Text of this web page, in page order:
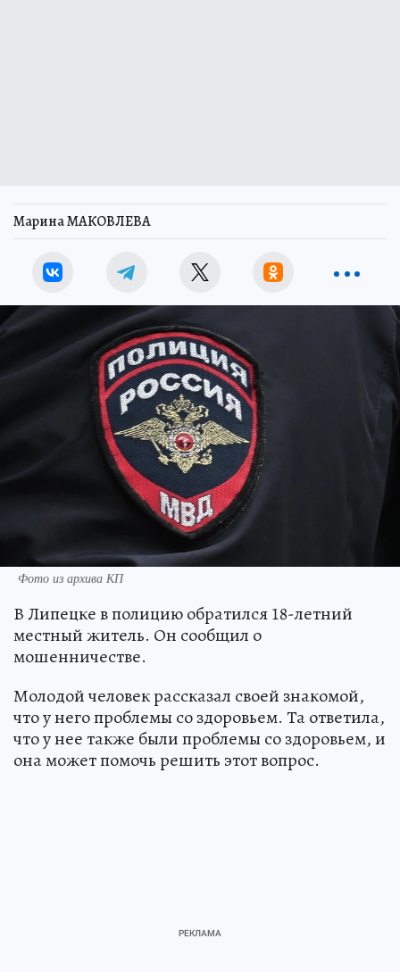
Марина МАКОВЛЕВА
Фото из архива КП
В Липецке в полицию обратился 18-летний
местный житель. Он сообщил о
мошенничестве.
Молодой человек рассказал своей знакомой,
что у него проблемы со здоровьем. Та ответила,
что у нее также были проблемы со здоровьем, и
она может помочь решить этот вопрос.